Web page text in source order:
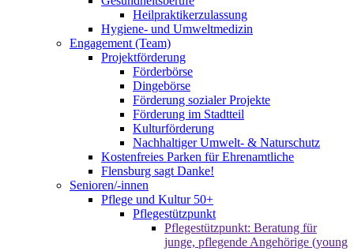
Heilpraktikerzulassung
Hygiene- und Umweltmedizin
Engagement (Team)
Projektförderung
Förderbörse
Dingebörse
Förderung sozialer Projekte
Förderung im Stadtteil
Kulturförderung
Nachhaltiger Umwelt- & Naturschutz
Kostenfreies Parken für Ehrenamtliche
Flensburg sagt Danke!
Senioren/-innen
Pflege und Kultur 50+
Pflegestützpunkt
Pflegestützpunkt: Beratung für
junge, pflegende Angehörige (young